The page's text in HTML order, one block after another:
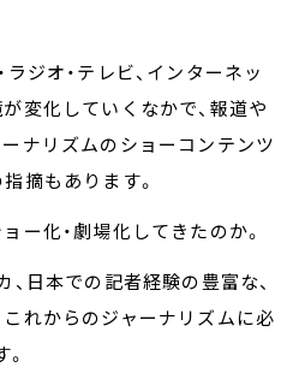
ラジオ・テレビ、インターネッ
変化していくなかで、報道や
ナリズムのショーコンテンツ
摘もあります。
ー化・劇場化してきたのか。
、日本での記者経験の豊富な、
れからのジャーナリズムに必